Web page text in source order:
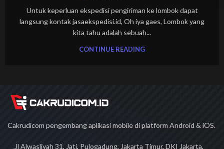
Untuk keperluan ekspedisi pengiriman ke lombok dapat
langsung kontak jasaekspedisi.id, Oh iya gaes, Lombok yang
kita tahu adalah sebuah...
CONTINUE READING
Cakrudicom pengembang aplikasi mobile di platform Android & iOS.
Jl Alwasliyah 31, Jati, Pulogadung, Jakarta Timur, DKI Jakarta,